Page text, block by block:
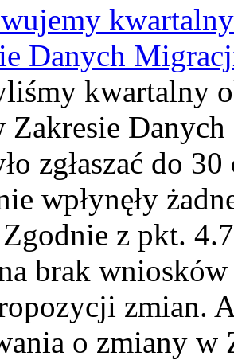
Danych
kwartalny
Zakresie
zgłaszać do
wpłynęły
z pkt.
brak
zmian.
o zmiany w